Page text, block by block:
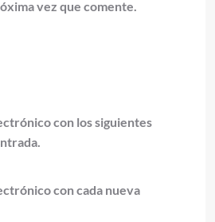
vez que comente.
con los siguientes
con cada nueva